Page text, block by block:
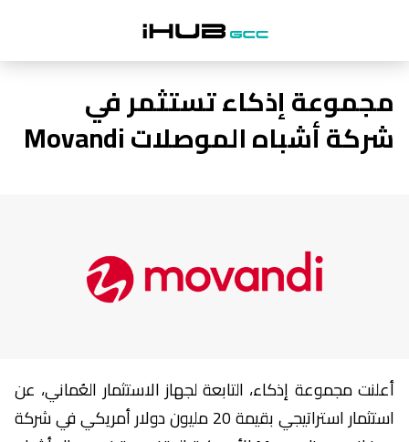
مجموعة إذكاء تستثمر في
شركة أشباه الموصلات Movandi
أعلنت مجموعة إذكاء، التابعة لجهاز الاستثمار العُماني، عن
استثمار استراتيجي بقيمة 20 مليون دولار أمريكي في شركة